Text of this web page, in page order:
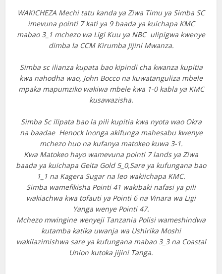
WAKICHEZA Mechi tatu kanda ya Ziwa Timu ya Simba SC
imevuna pointi 7 kati ya 9 baada ya kuichapa KMC
mabao 3_1 mchezo wa Ligi Kuu ya NBC ulipigwa kwenye
dimba la CCM Kirumba Jijini Mwanza.
Simba sc ilianza kupata bao kipindi cha kwanza kupitia
kwa nahodha wao, John Bocco na kuwatanguliza mbele
mpaka mapumziko wakiwa mbele kwa 1-0 kabla ya KMC
kusawazisha.
Simba Sc ilipata bao la pili kupitia kwa nyota wao Okra
na baadae Henock Inonga akifunga mahesabu kwenye
mchezo huo na kufanya matokeo kuwa 3-1.
Kwa Matokeo hayo wamevuna pointi 7 lands ya Ziwa
baada ya kuichapa Geita Gold 5_0,Sare ya kufungana bao
1_1 na Kagera Sugar na leo wakiichapa KMC.
Simba wamefikisha Pointi 41 wakibaki nafasi ya pili
wakiachwa kwa tofauti ya Pointi 6 na Vinara wa Ligi
Yanga wenye Pointi 47.
Mchezo mwingine wenyeji Tanzania Polisi wameshindwa
kutamba katika uwanja wa Ushirika Moshi
wakilazimishwa sare ya kufungana mabao 3_3 na Coastal
Union kutoka jijini Tanga.